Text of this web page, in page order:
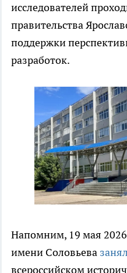
исследователей
правительства
поддержки
разработок.
Напомним, 19 мая
имени Соловьева
всероссийском